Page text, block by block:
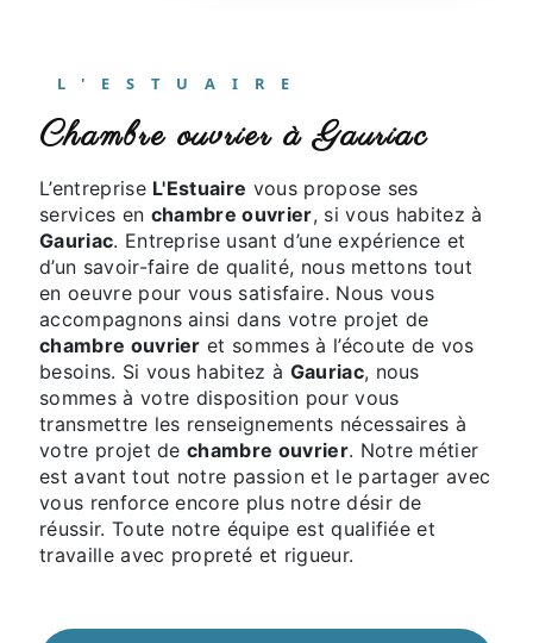
L'ESTUAIRE
chambre ouvrier à Gauriac
L’entreprise L'Estuaire vous propose ses
services en chambre ouvrier, si vous habitez à
Gauriac. Entreprise usant d’une expérience et
d’un savoir-faire de qualité, nous mettons tout
en oeuvre pour vous satisfaire. Nous vous
accompagnons ainsi dans votre projet de
chambre ouvrier et sommes à l’écoute de vos
besoins. Si vous habitez à Gauriac, nous
sommes à votre disposition pour vous
transmettre les renseignements nécessaires à
votre projet dechambre ouvrier. Notre métier
est avant tout notre passion et le partager avec
vous renforce encore plus notre désir de
réussir. Toute notre équipe est qualifiée et
travaille avec propreté et rigueur.